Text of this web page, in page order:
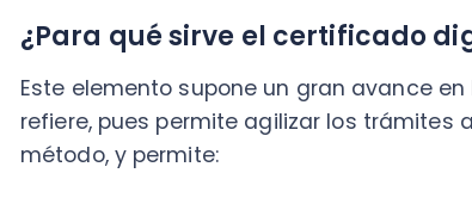
Hacer declaraciones, rectificatorias y
Realizar diversas operaciones entre
con la confianza que solo brinda este